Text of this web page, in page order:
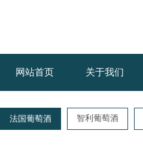
网站首页 关于我们
法国葡萄酒 智利葡萄酒